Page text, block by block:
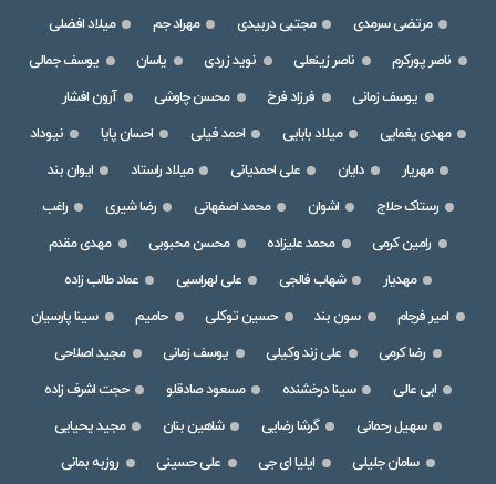
مرتضی سرمدی
مجتبی دربیدی مهراد جم
میلاد افضلی
ناصر پورکرم
ناصر زینعلی نوید زردی یاسان
یوسف جمالی
یوسف زمانی
فرزاد فرخ محسن چاوشی
آرون افشار
مهدی یغمایی
میلاد بابایی احمد فیلی احسان پایا
نیوداد
مهریار
دایان علی احمدیانی میلاد راستاد
ایوان بند
رستاک حلاج
اشوان محمد اصفهانی رضا شیری
راغب
رامین کرمی
محمد علیزاده محسن محبوبی
مهدی مقدم
مهدیار
شهاب فالجی علی لهراسبی
عماد طالب زاده
امیر فرجام
سون بند حسین توکلی حامیم
سینا پارسیان
رضا کرمی
علی زند وکیلی یوسف زمانی
مجید اصلاحی
ابی عالی
سینا درخشنده مسعود صادقلو
حجت اشرف زاده
سهیل رحمانی
گرشا رضایی شاهین بنان
مجید یحیایی
سامان جلیلی
ایلیا ای جی علی حسینی
روزبه بمانی